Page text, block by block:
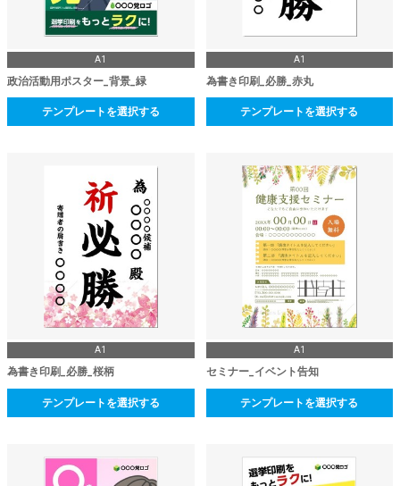
A1
政治活動用ポスター_背景_緑
テンプレートを選択する
A1
為書き印刷_必勝_赤丸
テンプレートを選択する
A1
為書き印刷_必勝_桜柄
テンプレートを選択する
A1
セミナー_イベント告知
テンプレートを選択する